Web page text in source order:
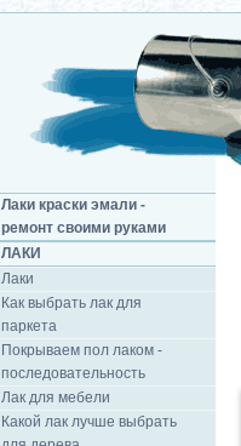
Лаки краски эмали -
ремонт своими руками
ЛАКИ
Лаки
Как выбрать лак для
паркета
Покрываем пол лаком -
последовательность
Лак для мебели
Какой лак лучше выбрать